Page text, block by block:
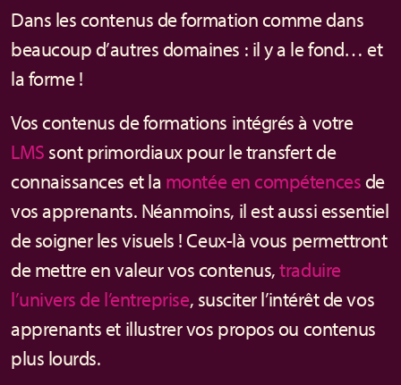
Dans les contenus de formation comme dans
beaucoup d’autres domaines : il y a le fond… et
la forme !
Vos contenus de formations intégrés à votre
LMS sont primordiaux pour le transfert de
connaissances et la montée en compétencesde
vos apprenants. Néanmoins, il est aussi essentiel
de soigner les visuels ! Ceux-là vous permettront
de mettre en valeur vos contenus,traduire
l’univers de l’entreprise, susciter l’intérêt de vos
apprenants et illustrer vos propos ou contenus
plus lourds.